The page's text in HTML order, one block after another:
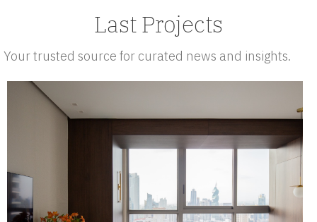
Last Projects
Your trusted source for curated news and insights.